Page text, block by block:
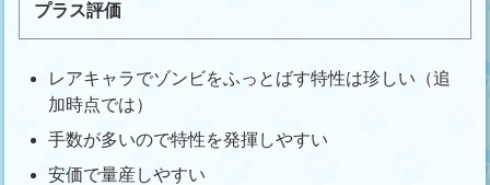
プラス評価
レアキャラでゾンビをふっとばす特性は珍しい（追
加時点では）
手数が多いので特性を発揮しやすい
安価で量産しやすい